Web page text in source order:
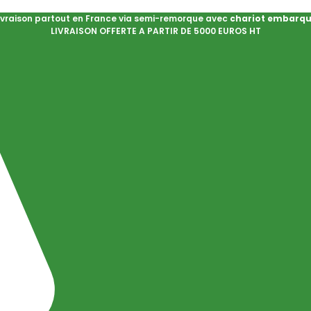
partout en France via semi-remorque avec chariot
LIVRAISON OFFERTE A PARTIR DE 5000 EUROS HT